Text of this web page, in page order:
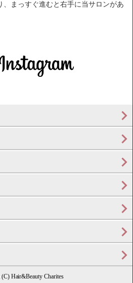
、まっすぐ進むと右手に当サロンがあ
Hair&Beauty Charites